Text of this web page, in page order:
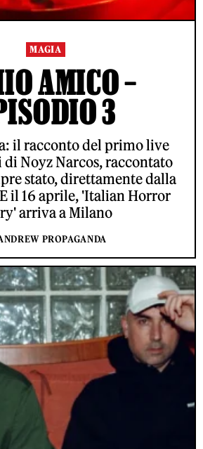
MAGIA
AMICO –
3
il racconto del primo live
Noyz Narcos, raccontato
stato, direttamente dalla
il 16 aprile, 'Italian Horror
arriva a Milano
PROPAGANDA